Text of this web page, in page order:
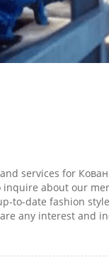
services for
inquire about our
to-date fashion
any interest and